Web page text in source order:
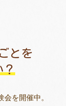
とを
？
会を開催中。